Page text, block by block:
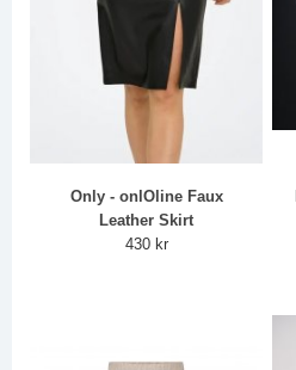
Only - onlOline Faux
Leather Skirt
430 kr